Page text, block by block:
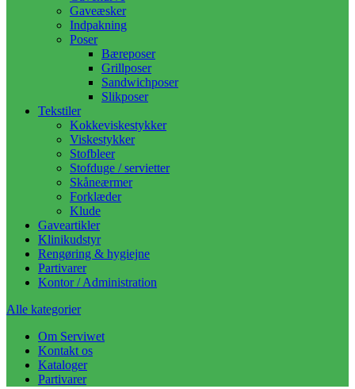
Gaveæsker
Indpakning
Poser
Bæreposer
Grillposer
Sandwichposer
Slikposer
Tekstiler
Kokkeviskestykker
Viskestykker
Stofbleer
Stofduge / servietter
Skåneærmer
Forklæder
Klude
Gaveartikler
Klinikudstyr
Rengøring & hygiejne
Partivarer
Kontor / Administration
Alle kategorier
Om Serviwet
Kontakt os
Kataloger
Partivarer